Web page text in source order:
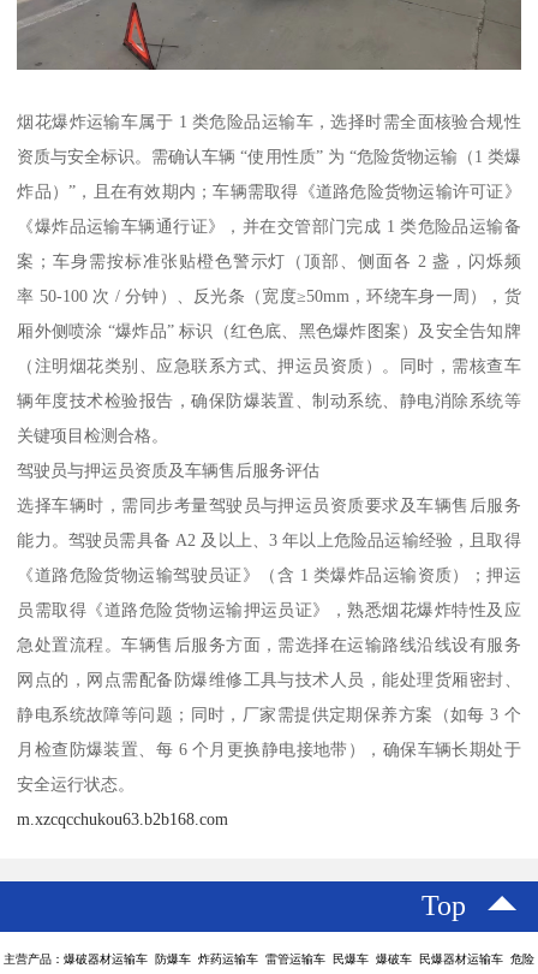
烟花爆炸运输车属于 1 类危险品运输车，选择时需全面核验合规性
资质与安全标识。需确认车辆 “使用性质” 为 “危险货物运输（1 类爆
炸品）”，且在有效期内；车辆需取得《道路危险货物运输许可证》
《爆炸品运输车辆通行证》，并在交管部门完成 1 类危险品运输备
案；车身需按标准张贴橙色警示灯（顶部、侧面各 2 盏，闪烁频
率 50-100 次 / 分钟）、反光条（宽度≥50mm，环绕车身一周），货
厢外侧喷涂 “爆炸品” 标识（红色底、黑色爆炸图案）及安全告知牌
（注明烟花类别、应急联系方式、押运员资质）。同时，需核查车
辆年度技术检验报告，确保防爆装置、制动系统、静电消除系统等
关键项目检测合格。​
驾驶员与押运员资质及车辆售后服务评估​
选择车辆时，需同步考量驾驶员与押运员资质要求及车辆售后服务
能力。驾驶员需具备 A2 及以上、3 年以上危险品运输经验，且取得
《道路危险货物运输驾驶员证》（含 1 类爆炸品运输资质）；押运
员需取得《道路危险货物运输押运员证》，熟悉烟花爆炸特性及应
急处置流程。车辆售后服务方面，需选择在运输路线沿线设有服务
网点的，网点需配备防爆维修工具与技术人员，能处理货厢密封、
静电系统故障等问题；同时，厂家需提供定期保养方案（如每 3 个
月检查防爆装置、每 6 个月更换静电接地带），确保车辆长期处于
安全运行状态。
m.xzcqcchukou63.b2b168.com
Top
主营产品：爆破器材运输车 防爆车 炸药运输车 雷管运输车 民爆车 爆破车 民爆器材运输车 危险